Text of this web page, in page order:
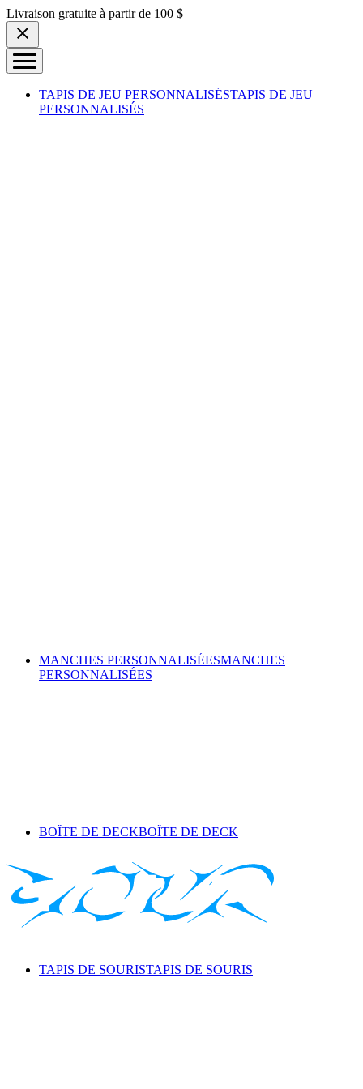
Skip to content
Livraison gratuite à partir de 100 $
TAPIS DE JEU PERSONNALISÉSTAPIS DE JEU
PERSONNALISÉS
MANCHES PERSONNALISÉESMANCHES
PERSONNALISÉES
BOÎTE DE DECKBOÎTE DE DECK
TAPIS DE SOURISTAPIS DE SOURIS